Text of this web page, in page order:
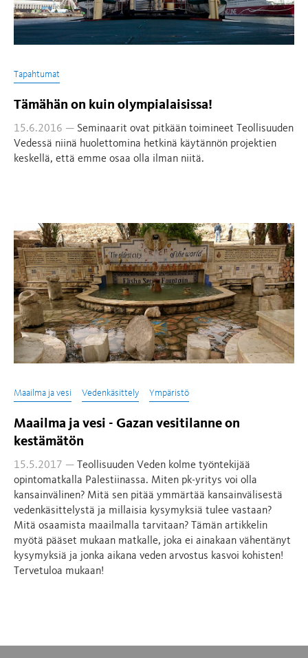
Tapahtumat
Tämähän on kuin olympialaisissa!
15.6.2016 — Seminaarit ovat pitkään toimineet Teollisuuden
Vedessä niinä huolettomina hetkinä käytännön projektien
keskellä, että emme osaa olla ilman niitä.
Maailma ja vesi Vedenkäsittely Ympäristö
Maailma ja vesi - Gazan vesitilanne on
kestämätön
15.5.2017 —
Teollisuuden Veden kolme työntekijää
opintomatkalla Palestiinassa. Miten pk-yritys voi olla
kansainvälinen? Mitä sen pitää ymmärtää kansainvälisestä
vedenkäsittelystä ja millaisia kysymyksiä tulee vastaan?
Mitä osaamista maailmalla tarvitaan? Tämän artikkelin
myötä pääset mukaan matkalle, joka ei ainakaan vähentänyt
kysymyksiä ja jonka aikana veden arvostus kasvoi kohisten!
Tervetuloa mukaan!